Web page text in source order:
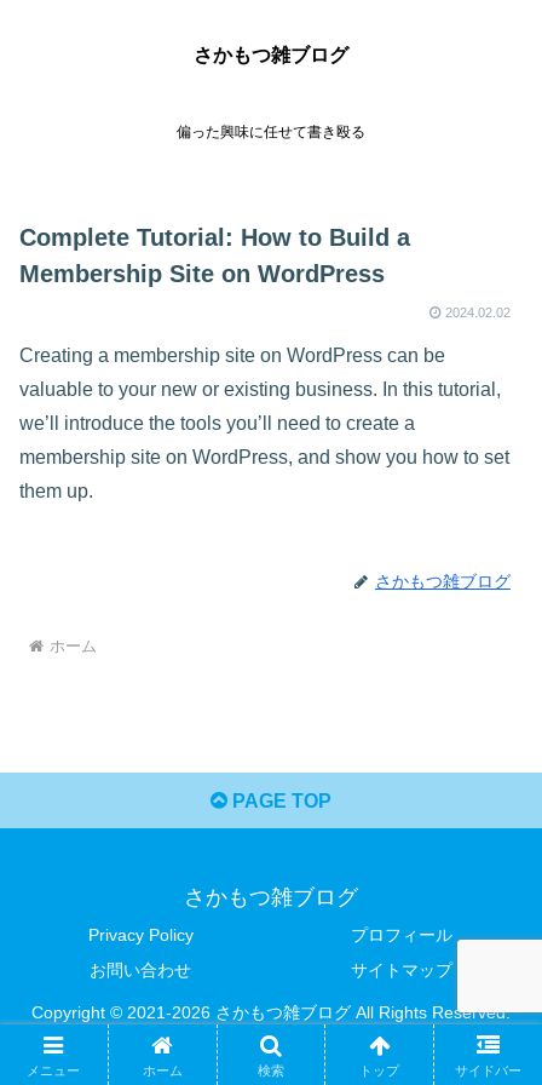
さかもつ雑ブログ
偏った興味に任せて書き殴る
Complete Tutorial: How to Build a
Membership Site on WordPress
2024.02.02
Creating a membership site on WordPress can be
valuable to your new or existing business. In this tutorial,
we’ll introduce the tools you’ll need to create a
membership site on WordPress, and show you how to set
them up.
さかもつ雑ブログ
ホーム
PAGE TOP
さかもつ雑ブログ
Privacy Policy
プロフィール
お問い合わせ
サイトマップ
Copyright © 2021-2026 さかもつ雑ブログ All Rights Reserved.
メニュー ホーム 検索 トップ サイドバー